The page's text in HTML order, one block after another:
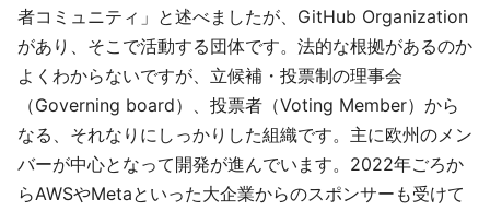
者コミュニティ」と述べましたが、GitHub Organization
があり、そこで活動する団体です。法的な根拠があるのか
よくわからないですが、立候補・投票制の理事会
（Governing board）、投票者（Voting Member）から
なる、それなりにしっかりした組織です。主に欧州のメン
バーが中心となって開発が進んでいます。2022年ごろか
らAWSやMetaといった大企業からのスポンサーも受けて